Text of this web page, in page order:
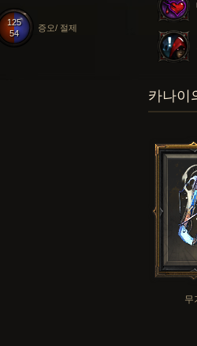
125
54
증오/ 절제
카나이
무